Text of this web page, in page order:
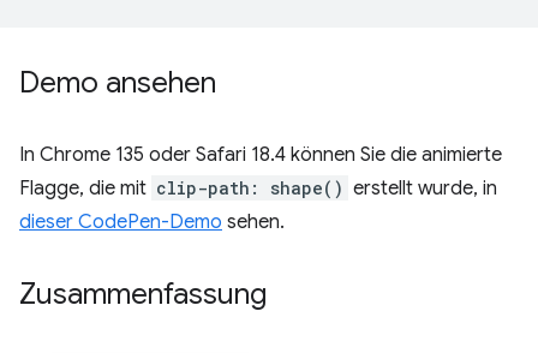
Demo ansehen
In Chrome 135 oder Safari 18.4 können Sie die animierte
Flagge, die mit clip-path: shape() erstellt wurde, in
dieser CodePen-Demo sehen.
Zusammenfassung